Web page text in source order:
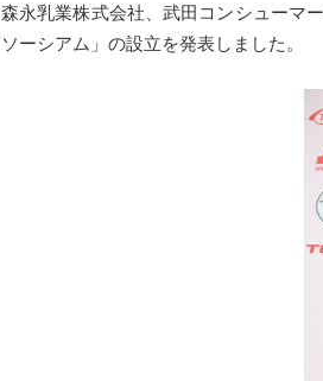
森永乳業株式会社、武田コンシューマ
ソーシアム」の設立を発表しました。